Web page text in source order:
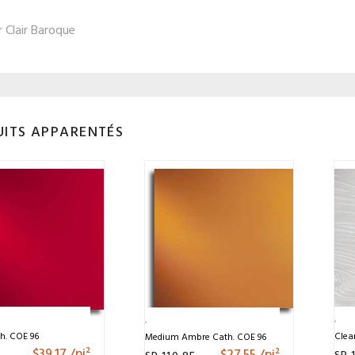
Clair Baroque
APPARENTÉS
COE 96 Medium Ambre Cath. COE 96